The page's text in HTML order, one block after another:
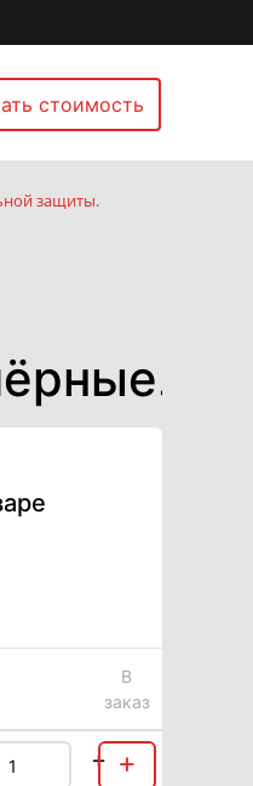
стоимость
защиты.
В
заказ
+ +